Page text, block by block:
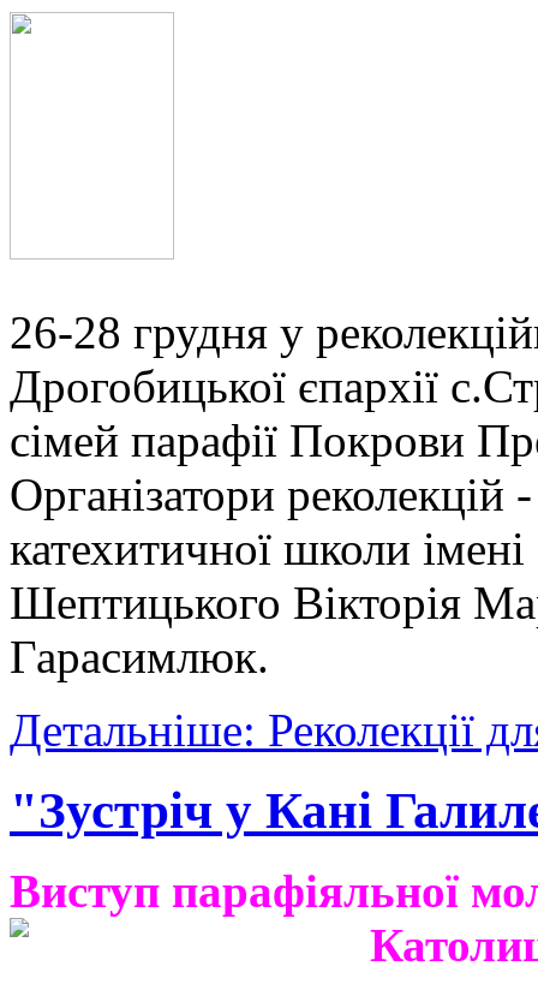
26-28 грудня у
Дрогобицької єпархії
сімей парафії Покрови
Організатори
катехитичної школи
Шептицького Вікторія
Гарасимлюк.
Детальніше: Реколекції
"Зустріч у Кані
Виступ парафіяльної